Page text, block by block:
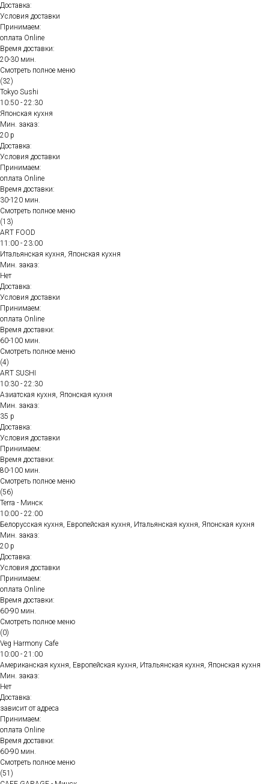
Доставка:
Условия доставки
Принимаем:
оплата Online
Время доставки:
20-30 мин.
Смотреть полное меню
(32)
Tokyo Sushi
10:50 - 22:30
Японская кухня
Мин. заказ:
20 р
Доставка:
Условия доставки
Принимаем:
оплата Online
Время доставки:
30-120 мин.
Смотреть полное меню
(13)
ART FOOD
11:00 - 23:00
Итальянская кухня, Японская кухня
Мин. заказ:
Нет
Доставка:
Условия доставки
Принимаем:
оплата Online
Время доставки:
60-100 мин.
Смотреть полное меню
(4)
ART SUSHI
10:30 - 22:30
Азиатская кухня, Японская кухня
Мин. заказ:
35 р
Доставка:
Условия доставки
Принимаем:
Время доставки:
80-100 мин.
Смотреть полное меню
(56)
Terra - Минск
10:00 - 22:00
Белорусская кухня, Европейская кухня, Итальянская кухня, Японская кухня
Мин. заказ:
20 р
Доставка:
Условия доставки
Принимаем:
оплата Online
Время доставки:
60-90 мин.
Смотреть полное меню
(0)
Veg Harmony Cafe
10:00 - 21:00
Американская кухня, Европейская кухня, Итальянская кухня, Японская кухня
Мин. заказ:
Нет
Доставка:
зависит от адреса
Принимаем:
оплата Online
Время доставки:
60-90 мин.
Смотреть полное меню
(51)